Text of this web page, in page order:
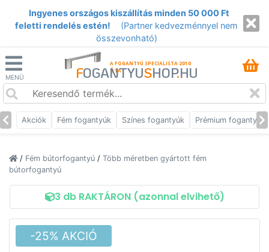
Ingyenes országos kiszállítás minden 50 000 Ft
feletti rendelés estén!
(Partner kedvezménnyel nem
összevonható)
MENÜ
A FOGANTYÚ SPECIALISTA 2010
ÓTA
FOGANTYUSHOP.HU
Akciók Fém fogantyúk Színes fogantyúk Prémium fogantyúk
/ Fém bútorfogantyú / Több méretben gyártott fém
bútorfogantyú
3 db RAKTÁRON (azonnal elvihető)
-25% AKCIÓ